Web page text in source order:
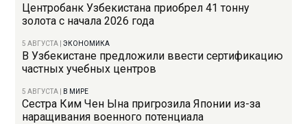
Центробанк Узбекистана приобрел 41 тонну
золота с начала 2026 года
5 АВГУСТА |ЭКОНОМИКА
В Узбекистане предложили ввести сертификацию
частных учебных центров
5 АВГУСТА В МИРЕ
Сестра Ким Чен Ына пригрозила Японии из-за
наращивания военного потенциала